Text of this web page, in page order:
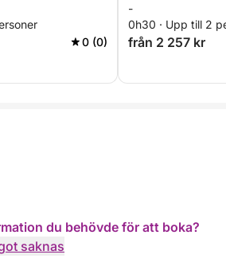
0 (0)
-
0h30 · Upp till 2
från 2 257 kr
du behövde för att boka?
saknas